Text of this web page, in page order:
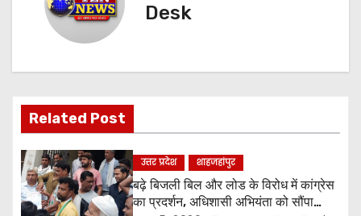
v
i
g
a
t
Desk
Related Post
उत्तर प्रदेश शाहजहांपुर
बढ़े बिजली बिल और लोड के विरोध में कांग्रेस
का प्रदर्शन, अधिशासी अभियंता को सौंपा